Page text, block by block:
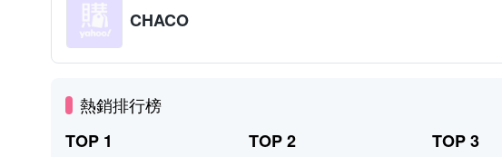
CHACO
熱銷排行榜
TOP 1
TOP 2 TOP 3